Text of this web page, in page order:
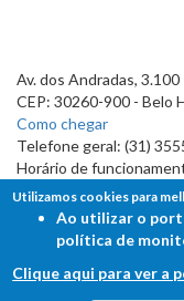
Av. dos Andradas,
CEP: 30260-900 - Belo
Como chegar
Telefone geral: (31)
Horário de
7h às 19h
Utilizamos cookies para
Ao utilizar o
política de
Clique aqui para ver a